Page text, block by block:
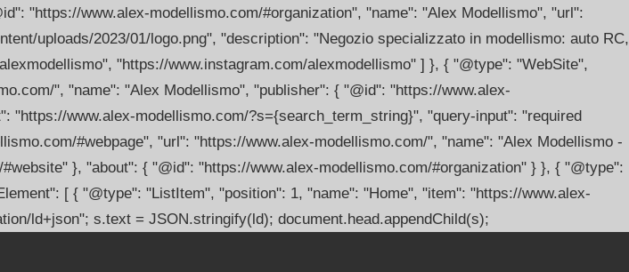
"https://www.alex-modellismo.com/#organization", "name": "Alex Modellismo", "url":
uploads/2023/01/logo.png", "description": "Negozio specializzato in modellismo: auto RC,
"https://www.instagram.com/alexmodellismo" ] }, { "@type": "WebSite",
", "name": "Alex Modellismo", "publisher": { "@id": "https://www.alex-
www.alex-modellismo.com/?s={search_term_string}", "query-input": "required
#webpage", "url": "https://www.alex-modellismo.com/", "name": "Alex Modellismo -
}, "about": { "@id": "https://www.alex-modellismo.com/#organization" } }, { "@type":
[ { "@type": "ListItem", "position": 1, "name": "Home", "item": "https://www.alex-
ld+json"; s.text = JSON.stringify(ld); document.head.appendChild(s);